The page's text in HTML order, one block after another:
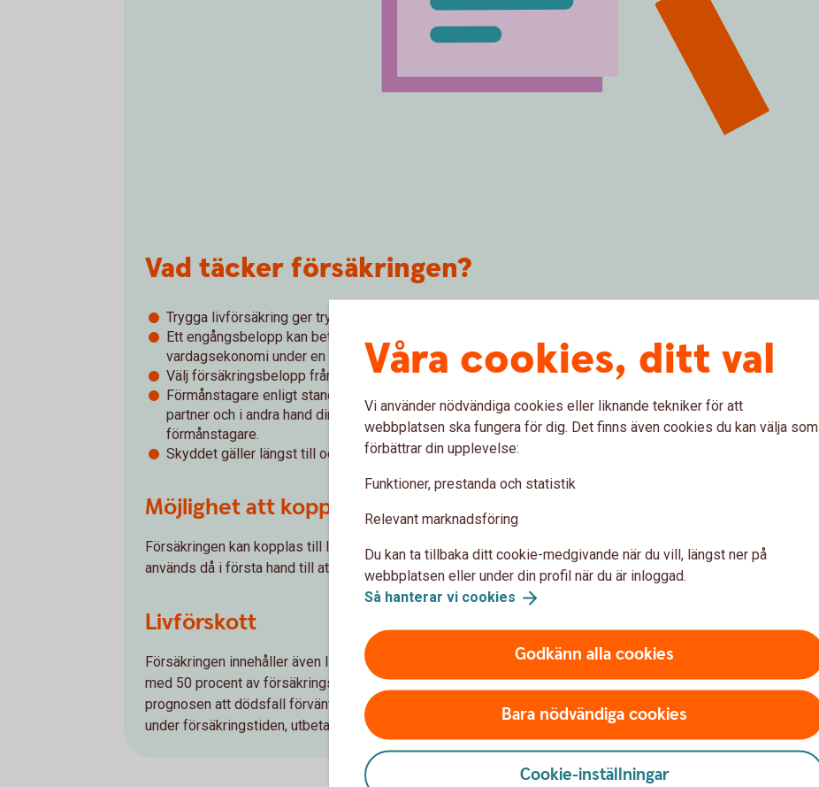
Vad täcker försäkringen?
Trygga livförsäkring ger trygghet för dina närmaste om du dör före 70 års ålder.
Ett engångsbelopp kan betalas ut som hjälper familjen att klara boende och
vardagsekonomi under en svår tid.
Välj försäkringsbelopp från 100 000 kronor upp till 5 000 000 kronor.
Förmånstagare enligt standard är i första hand make/maka/sambo/registrerad
partner och i andra hand dina barn eller dödsbo. Du kan även välja att utse annan
förmånstagare.
Skyddet gäller längst till och med den 1:a i månaden som du fyller 70 år.
Möjlighet att koppla försäkringen till lån
Försäkringen kan kopplas till lån hos Swedbank eller sparbank. Försäkringsbeloppet
används då i första hand till att lösa lån enligt avtal.
Livförskott
Försäkringen innehåller även livförskott. Det kan ge dig rätt till en förskottsutbetalning
med 50 procent av försäkrings­beloppet om du skulle få en sjukdom eller skada med
prognosen att dödsfall förväntas ske inom ett år. Har livförskott utbetalats och du avlider
under försäkringstiden, utbetalas resterande 50 procent till förmånstagarna.
Våra cookies, ditt val
Vi använder nödvändiga cookies eller liknande tekniker för att
webbplatsen ska fungera för dig. Det finns även cookies du kan välja som
förbättrar din upplevelse:
Funktioner, prestanda och statistik
Relevant marknadsföring
Du kan ta tillbaka ditt cookie-medgivande när du vill, längst ner på
webbplatsen eller under din profil när du är inloggad.
Så hanterar vi cookies
Godkänn alla cookies
Bara nödvändiga cookies
Cookie-inställningar